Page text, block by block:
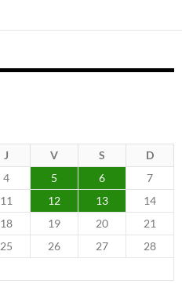
J V S
D
4 5 6
7
11 12 13
14
18 19 20
21
25 26 27
28